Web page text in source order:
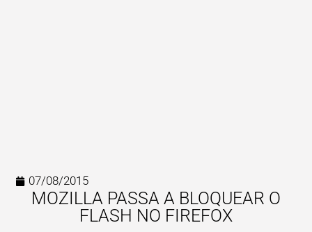
07/08/2015
MOZILLA PASSA A BLOQUEAR O
FLASH NO FIREFOX